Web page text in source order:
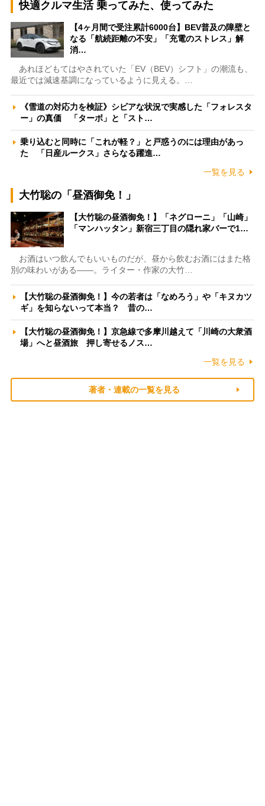
快適クルマ生活 乗ってみた、使ってみた
【4ヶ月間で受注累計6000台】BEV普及の障壁と
なる「航続距離の不安」「充電のストレス」解
消…
あれほどもてはやされていた「EV（BEV）シフト」の潮流も、
最近では減速基調になっているように見える。…
《雪道の対応力を検証》シビアな状況で実感した「フォレスタ
ー」の真価 「ターボ」と「スト…
乗り込むと同時に「これが軽？」と戸惑うのには理由があっ
た 「日産ルークス」さらなる躍進…
一覧を見る
大竹聡の「昼酒御免！」
【大竹聡の昼酒御免！】「ネグローニ」「山崎」
「マンハッタン」新宿三丁目の隠れ家バーで1…
お酒はいつ飲んでもいいものだが、昼から飲むお酒にはまた格
別の味わいがある――。ライター・作家の大竹…
【大竹聡の昼酒御免！】今の若者は「なめろう」や「キヌカツ
ギ」を知らないって本当？ 昔の…
【大竹聡の昼酒御免！】京急線で多摩川越えて「川崎の大衆酒
場」へと昼酒旅 押し寄せるノス…
一覧を見る
著者・連載の一覧を見る